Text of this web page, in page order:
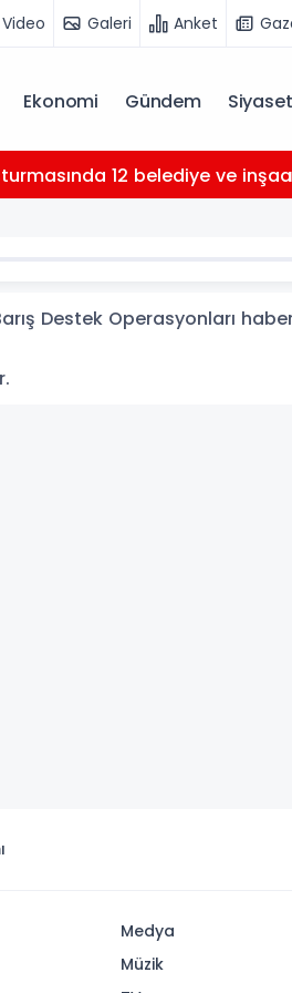
Video Galeri Anket
Ekonomi Gündem Siyaset
12 belediye ve
Destek Operasyonları
Medya
Müzik